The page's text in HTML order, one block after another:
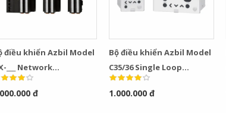
điều khiển Azbil Model
___ Network
Modules
đ
Bộ điều khiển Azbil Model
C35/36 Single Loop
Controllers
1.000.000 đ